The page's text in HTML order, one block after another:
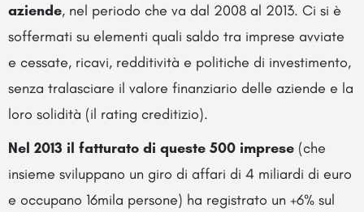
aziende, nel periodo che va dal 2008 al 2013. Ci si è
soffermati su elementi quali saldo tra imprese avviate
e cessate, ricavi, redditività e politiche di investimento,
senza tralasciare il valore finanziario delle aziende e la
loro solidità (il rating creditizio).
Nel 2013 il fatturato di queste 500 imprese (che
insieme sviluppano un giro di affari di 4 miliardi di euro
e occupano 16mila persone) ha registrato un +6% sul